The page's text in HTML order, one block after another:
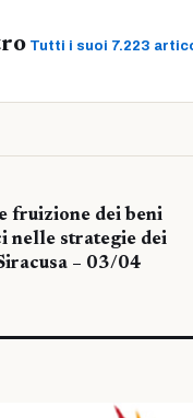
Tutti i suoi 7.223
fruizione dei beni
nelle strategie dei
– 03/04